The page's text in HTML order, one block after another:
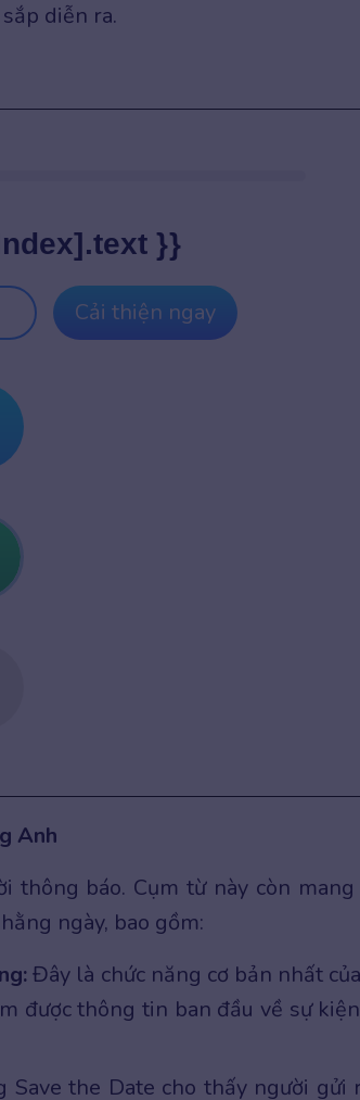
diễn ra.
}}
Cải thiện ngay
Anh
báo. Cụm từ này còn
ngày, bao gồm:
Đây là chức năng cơ bản nhất của
được thông tin ban đầu về sự
Save the Date cho thấy người gửi